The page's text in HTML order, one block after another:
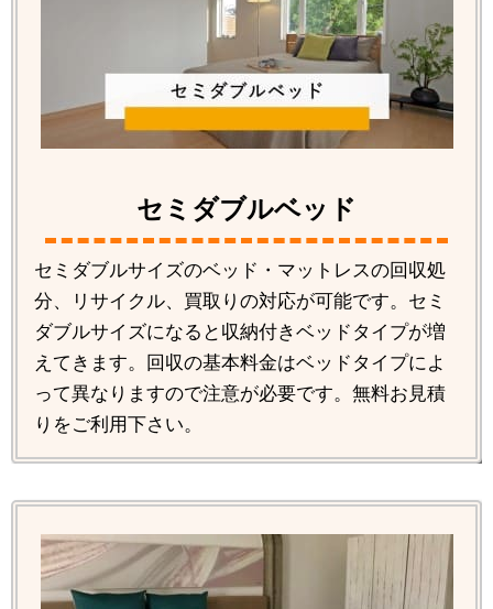
セミダブルベッド
セミダブルサイズのベッド・マットレスの回収処
分、リサイクル、買取りの対応が可能です。セミ
ダブルサイズになると収納付きベッドタイプが増
えてきます。回収の基本料金はベッドタイプによ
って異なりますので注意が必要です。無料お見積
りをご利用下さい。